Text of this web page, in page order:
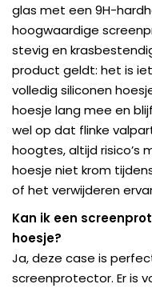
glas met een 9H-
hoogwaardige
stevig en
product geldt: het is
volledig siliconen
hoesje lang mee en
wel op dat flinke
hoogtes, altijd risico’s
hoesje niet krom
of het verwijderen
Kan ik een
hoesje?
Ja, deze case is
screenprotector. Er is